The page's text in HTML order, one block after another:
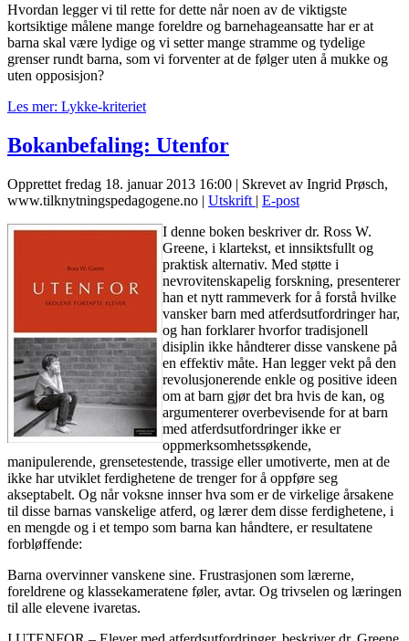
Hvordan legger vi til rette for dette når noen av de viktigste
kortsiktige målene mange foreldre og barnehageansatte har er at
barna skal være lydige og vi setter mange stramme og tydelige
grenser rundt barna, som vi forventer at de følger uten å mukke og
uten opposisjon?
Les mer: Lykke-kriteriet
Bokanbefaling: Utenfor
Opprettet fredag 18. januar 2013 16:00 | Skrevet av Ingrid Prøsch,
www.tilknytningspedagogene.no | Utskrift | E-post
I denne boken beskriver dr. Ross W.
Greene, i klartekst, et innsiktsfullt og
praktisk alternativ. Med støtte i
nevrovitenskapelig forskning, presenterer
han et nytt rammeverk for å forstå hvilke
vansker barn med atferdsutfordringer har,
og han forklarer hvorfor tradisjonell
disiplin ikke håndterer disse vanskene på
en effektiv måte. Han legger vekt på den
revolusjonerende enkle og positive ideen
om at barn gjør det bra hvis de kan, og
argumenterer overbevisende for at barn
med atferdsutfordringer ikke er
oppmerksomhetssøkende,
manipulerende, grensetestende, trassige eller umotiverte, men at de
ikke har utviklet ferdighetene de trenger for å oppføre seg
akseptabelt. Og når voksne innser hva som er de virkelige årsakene
til disse barnas vanskelige atferd, og lærer dem disse ferdighetene, i
en mengde og i et tempo som barna kan håndtere, er resultatene
forbløffende:
Barna overvinner vanskene sine. Frustrasjonen som lærerne,
foreldrene og klassekameratene føler, avtar. Og trivselen og læringen
til alle elevene ivaretas.